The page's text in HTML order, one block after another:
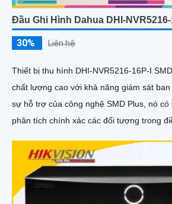
Đầu Ghi Hình Dahua DHI-NVR5216-
30% Liên hệ
Thiết bị thu hình DHI-NVR5216-16P-I
chất lượng cao với khả năng giám sát ban
sự hỗ trợ của công nghệ SMD Plus, nó có
phân tích chính xác các đối tượng trong